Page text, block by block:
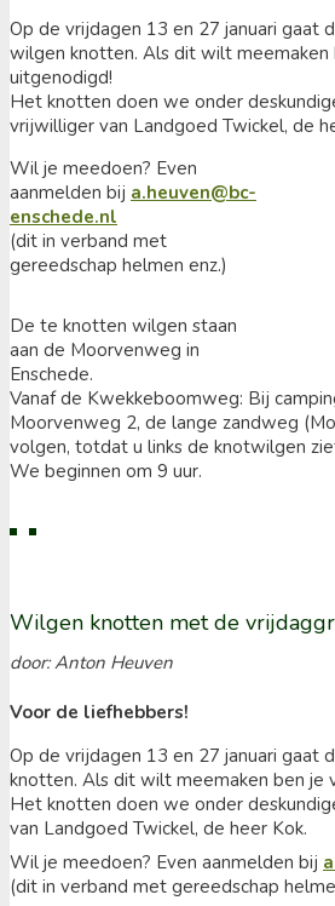
Op de vrijdagen 13 en 27 januari gaat
wilgen knotten. Als dit wilt meemaken
uitgenodigd!
Het knotten doen we onder
vrijwilliger van Landgoed Twickel, de
Wil je meedoen? Even
aanmelden bij a.heuven@bc-
enschede.nl
(dit in verband met
gereedschap helmen enz.)
De te knotten wilgen staan
aan de Moorvenweg in
Enschede.
Vanaf de Kwekkeboomweg: Bij
Moorvenweg 2, de lange zandweg
volgen, totdat u links de knotwilgen
We beginnen om 9 uur.
Wilgen knotten met de
door: Anton Heuven
Voor de liefhebbers!
Op de vrijdagen 13 en 27 januari gaat
knotten. Als dit wilt meemaken ben je
Het knotten doen we onder
van Landgoed Twickel, de heer Kok.
Wil je meedoen? Even aanmelden bij
(dit in verband met gereedschap